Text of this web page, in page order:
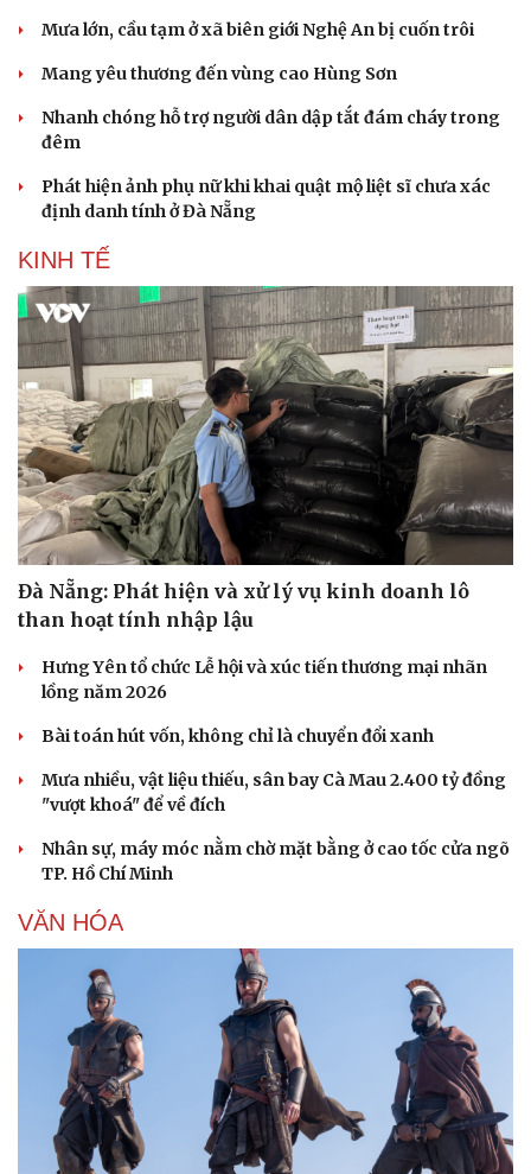
Sức khỏe
Dinh dưỡng - món ngon
Cây thuốc
Sản phụ khoa
Nhi khoa
Nam khoa
Làm đẹp - giảm cân
Ăn sạch sống khỏe
Đời sống
Nhà đẹp
Blog
Tình yêu - Gia đình
Mưa lớn, cầu tạm ở xã biên giới Nghệ An bị cuốn trôi
Mang yêu thương đến vùng cao Hùng Sơn
Nhanh chóng hỗ trợ người dân dập tắt đám cháy trong
đêm
Phát hiện ảnh phụ nữ khi khai quật mộ liệt sĩ chưa xác
định danh tính ở Đà Nẵng
KINH TẾ
Đà Nẵng: Phát hiện và xử lý vụ kinh doanh lô
than hoạt tính nhập lậu
Hưng Yên tổ chức Lễ hội và xúc tiến thương mại nhãn
lồng năm 2026
Bài toán hút vốn, không chỉ là chuyển đổi xanh
Mưa nhiều, vật liệu thiếu, sân bay Cà Mau 2.400 tỷ đồng
"vượt khoá" để về đích
Nhân sự, máy móc nằm chờ mặt bằng ở cao tốc cửa ngõ
TP. Hồ Chí Minh
VĂN HÓA